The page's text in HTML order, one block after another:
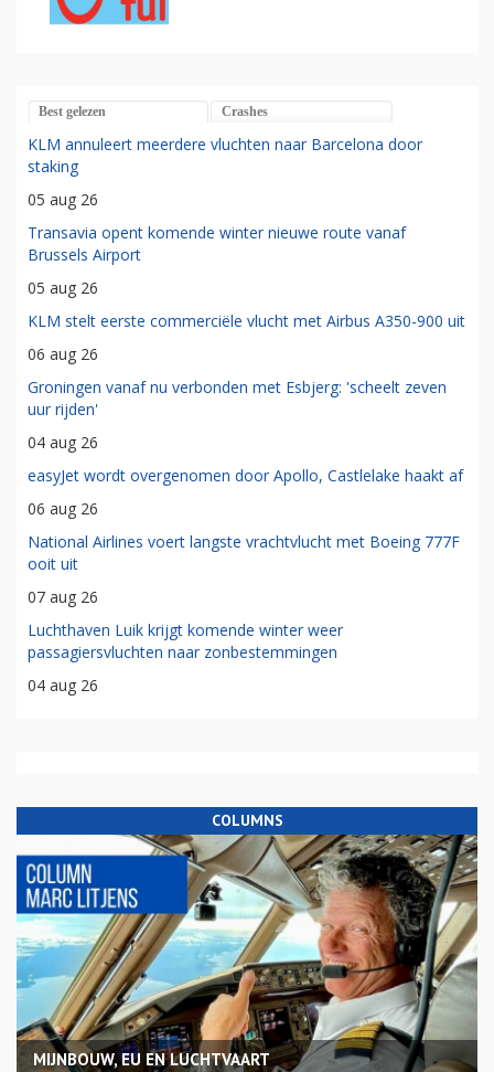
Best gelezen Crashes
KLM annuleert meerdere vluchten naar Barcelona door
staking
05 aug 26
Transavia opent komende winter nieuwe route vanaf
Brussels Airport
05 aug 26
KLM stelt eerste commerciële vlucht met Airbus A350-900 uit
06 aug 26
Groningen vanaf nu verbonden met Esbjerg: 'scheelt zeven
uur rijden'
04 aug 26
easyJet wordt overgenomen door Apollo, Castlelake haakt af
06 aug 26
National Airlines voert langste vrachtvlucht met Boeing 777F
ooit uit
07 aug 26
Luchthaven Luik krijgt komende winter weer
passagiersvluchten naar zonbestemmingen
04 aug 26
COLUMNS
MIJNBOUW, EU EN LUCHTVAART